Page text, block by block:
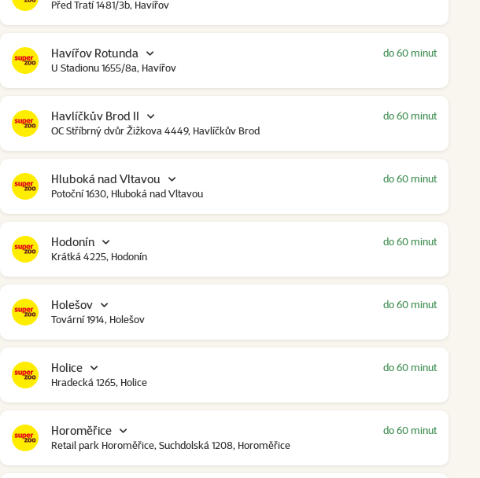
Před Tratí 1481/3b, Havířov
Havířov Rotunda
U Stadionu 1655/8a, Havířov
do 60 minut
Havlíčkův Brod II
OC Stříbrný dvůr Žižkova 4449, Havlíčkův Brod
do 60 minut
Hluboká nad Vltavou
Potoční 1630, Hluboká nad Vltavou
do 60 minut
Hodonín
Krátká 4225, Hodonín
do 60 minut
Holešov
Tovární 1914, Holešov
do 60 minut
Holice
Hradecká 1265, Holice
do 60 minut
Horoměřice
Retail park Horoměřice, Suchdolská 1208, Horoměřice
do 60 minut